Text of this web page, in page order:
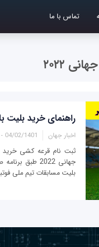
تماس با ما
۲۰۲۲
راهنمای خرید بلیت
اخبار جهان 04/02/1401 - 20:50
ثبت نام قرعه کشی خرید
جهانی 2022
بلیت مسابقات تیم ملی فوتبال ایران